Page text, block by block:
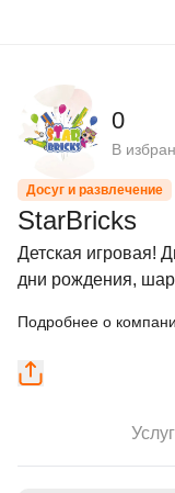
0
В
Досуг и развлечение
StarBricks
Детская игровая!
дни рождения,
Подробнее о